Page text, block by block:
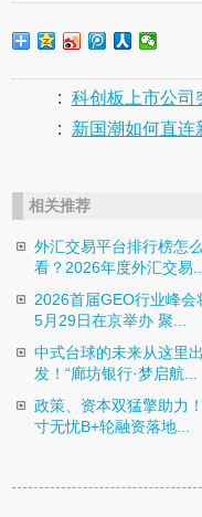
: 科创板上市公司
:
新国潮如何直连
相关推荐
外汇交易平台排行榜怎么
看？2026年度外汇交易...
2026首届GEO行业峰会
5月29日在京举办 聚...
中式台球的未来从这里出
发！“廊坊银行·梦启航...
政策、资本双猛擎助力
寸无忧B+轮融资落地...